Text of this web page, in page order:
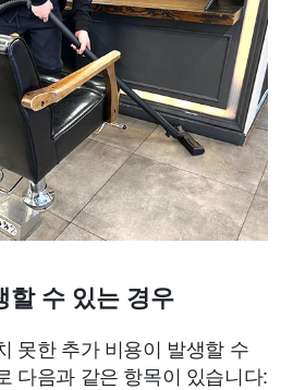
할 수 있는 경우
못한 추가 비용이 발생할 수
다음과 같은 항목이 있습니다: